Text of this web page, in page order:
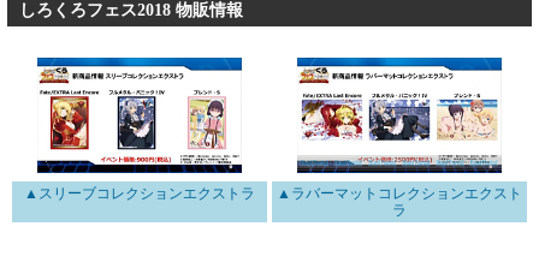
しろくろフェス2018 物販情報
▲スリーブコレクションエクストラ
▲ラバーマットコレクションエクスト
ラ